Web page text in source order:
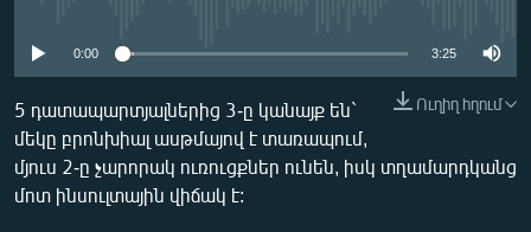
ՂԱՐԱԲԱՂ
ՊԱՏԵՐԱԶՄԻ 6 ՇԱԲԱԹՆԵՐԸ
ՏԱՐԱԾԱՇՐՋԱՆ
ՄԻՋԱԶԳԱՅԻՆ
0:00 3:25
Ուղիղ հղում
5 դատապարտյալներից 3-ը կանայք են`
մեկը բրոնխիալ ասթմայով է տառապում,
մյուս 2-ը չարորակ ուռուցքներ ունեն, իսկ տղամարդկանց
մոտ ինսուլտային վիճակ է: